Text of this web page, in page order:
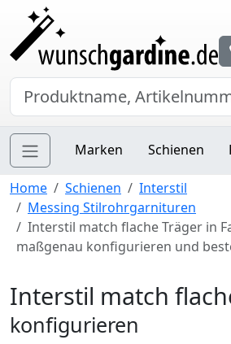
Marken Schienen
Home Schienen
Interstil
Messing Stilrohrgarnituren
Interstil match flache Träger in
maßgenau konfigurieren und
Interstil match
konfigurieren